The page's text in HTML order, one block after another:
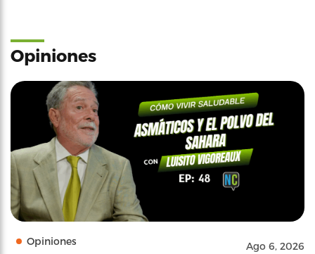
Opiniones
Opiniones Ago 6, 2026